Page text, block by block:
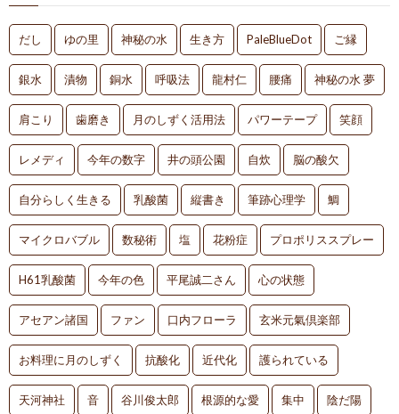
だし ゆの里 神秘の水 生き方 PaleBlueDot ご縁
銀水 漬物 銅水 呼吸法 龍村仁 腰痛 神秘の水 夢
肩こり 歯磨き 月のしずく活用法 パワーテープ 笑顔
レメディ 今年の数字 井の頭公園 自炊 脳の酸欠
自分らしく生きる 乳酸菌 縦書き 筆跡心理学 鯛
マイクロバブル 数秘術 塩 花粉症 プロポリススプレー
H61乳酸菌 今年の色 平尾誠二さん 心の状態
アセアン諸国 ファン 口内フローラ 玄米元氣倶楽部
お料理に月のしずく 抗酸化 近代化 護られている
天河神社 音 谷川俊太郎 根源的な愛 集中 陰だ陽